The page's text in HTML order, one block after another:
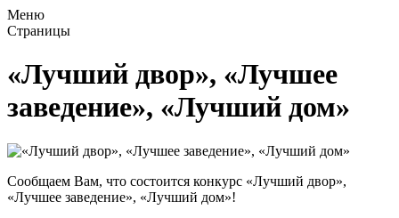
Меню
Страницы
«Лучший двор», «Лучшее
заведение», «Лучший дом»
Сообщаем Вам, что состоится конкурс «Лучший двор»,
«Лучшее заведение», «Лучший дом»!